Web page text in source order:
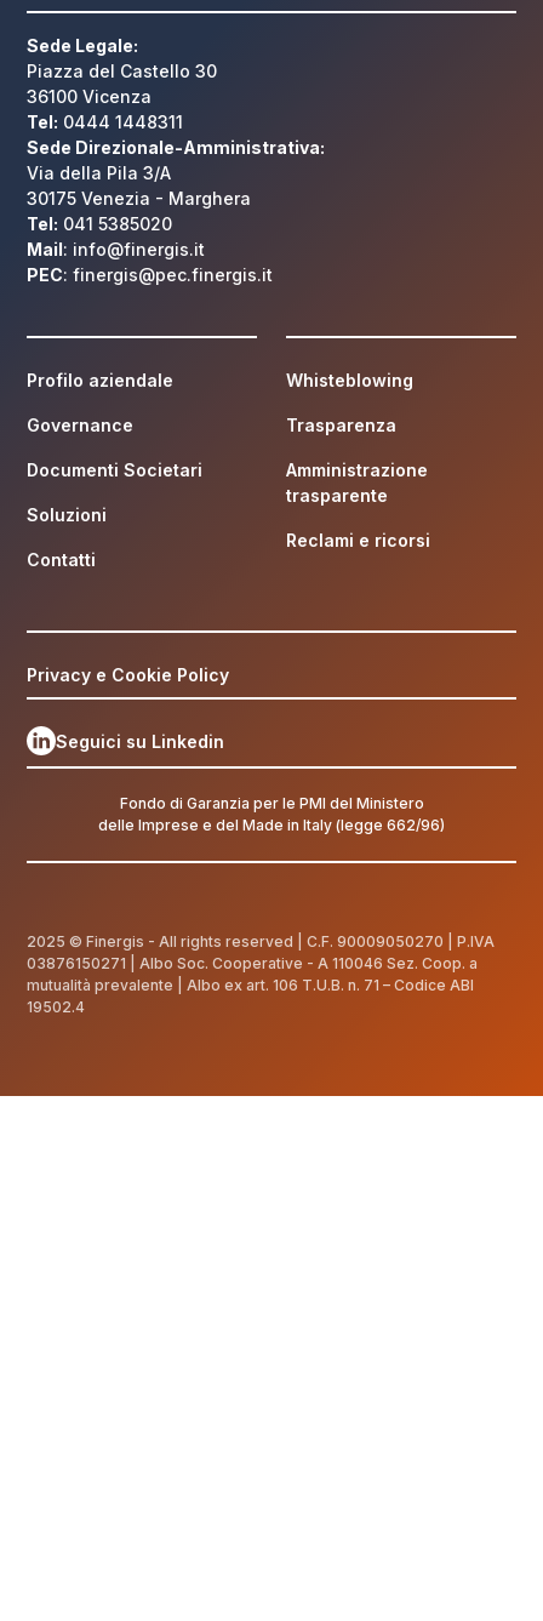
Sede Legale:
Piazza del Castello 30
36100 Vicenza
Tel: 0444 1448311
Sede Direzionale-Amministrativa:
Via della Pila 3/A
30175 Venezia - Marghera
Tel: 041 5385020
Mail: info@finergis.it
PEC: finergis@pec.finergis.it
Profilo aziendale
Governance
Documenti Societari
Soluzioni
Contatti
Whisteblowing
Trasparenza
Amministrazione
trasparente
Reclami e ricorsi
Privacy e Cookie Policy
Seguici su Linkedin
Fondo di Garanzia per le PMI del Ministero
delle Imprese e del Made in Italy (legge 662/96)
2025 © Finergis - All rights reserved | C.F.90009050270 | P.IVA
03876150271 | Albo Soc. Cooperative - A 110046 Sez. Coop. a
mutualità prevalente | Albo ex art. 106 T.U.B. n. 71 – Codice ABI
19502.4